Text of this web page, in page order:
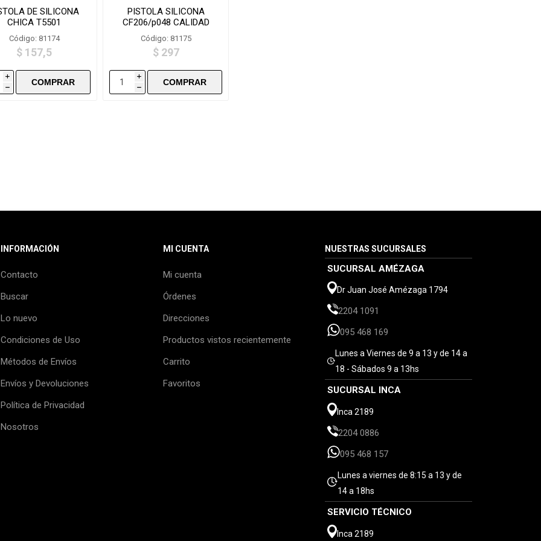
DE SILICONA
CHICA T5501
Código: 81174
$ 157,5
i
h
PISTOLA SILICONA
CF206/p048 CALIDAD
GRANDE
Código: 81175
$ 297
i
h
INFORMACIÓN
Contacto
Buscar
Lo nuevo
Condiciones de Uso
Métodos de Envíos
Envíos y Devoluciones
Política de Privacidad
Nosotros
MI CUENTA
Mi cuenta
Órdenes
Direcciones
Productos vistos recientemente
Carrito
Favoritos
NUESTRAS SUCURSALES
SUCURSAL AMÉZAGA
Dr Juan José Amézaga 1794
2204 1091
095 468 169
Lunes a Viernes de 9 a 13 y de 14 a
18 - Sábados 9 a 13hs
SUCURSAL INCA
Inca 2189
2204 0886
095 468 157
Lunes a viernes de 8:15 a 13 y de
14 a 18hs
SERVICIO TÉCNICO
Inca 2189